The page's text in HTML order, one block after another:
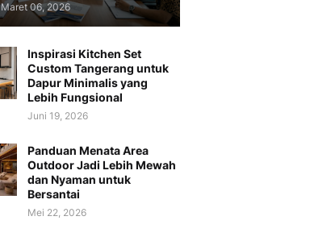
Maret 06, 2026
Inspirasi Kitchen Set
Custom Tangerang untuk
Dapur Minimalis yang
Lebih Fungsional
Juni 19, 2026
Panduan Menata Area
Outdoor Jadi Lebih Mewah
dan Nyaman untuk
Bersantai
Mei 22, 2026